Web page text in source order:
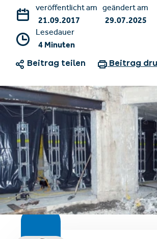
Unterkünfte finden
Ticket-
veröffentlicht am
21.09.2017
geändert am
29.07.2025
Lesedauer
4 Minuten
Beitrag teilen Beitrag